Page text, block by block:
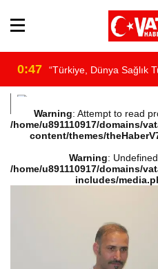
0:47 “Türkiye, Dünya Sağlık
content/themes/theHaberV7/
havadurumu.php
Warning: Attempt to read
/home/u891110917/domains/
content/themes/
Warning:
/home/u891110917/domains/
includes/